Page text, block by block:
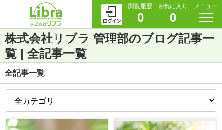
閲覧履歴
0
お気に入り
0
メニュー
株式会社リブラ 管理部のブログ記事一
覧 | 全記事一覧
全記事一覧